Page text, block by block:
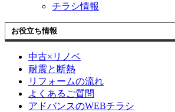
チラシ情報
お役立ち情報
中古×リノベ
耐震と断熱
リフォームの流れ
よくあるご質問
アドバンスのWEBチラシ